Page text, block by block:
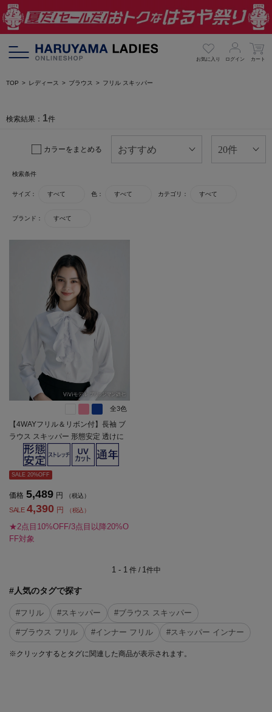
お気に入り ログイン カート
TOP レディース ブラウス フリル スキッパー
検索結果： 1件
カラーをまとめる
検索条件
サイズ： すべて 色： すべて カテゴリ： すべて
ブランド： すべて
全3色
【4WAYフリル＆リボン付】長袖 ブ
ラウス スキッパー 形態安定 透けに
くい 織柄無地 ViVi 通年【レディー
SALE 20%OFF
価格 5,489 円 （税込）
SALE 4,390 円 （税込）
★2点目10%OFF/3点目以降20%O
FF対象
1 - 1件 / 1件中
#人気のタグで探す
#フリル #スキッパー #ブラウス スキッパー
#ブラウス フリル #インナー フリル #スキッパー インナー
※クリックするとタグに関連した商品が表示されます。